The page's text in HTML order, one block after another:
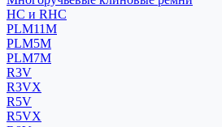
HC и RHC
PLM11M
PLM5M
PLM7M
R3V
R3VX
R5V
R5VX